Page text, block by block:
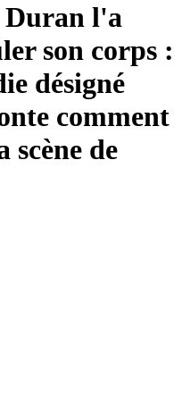
Duran l'a
son corps :
désigné
comment
de